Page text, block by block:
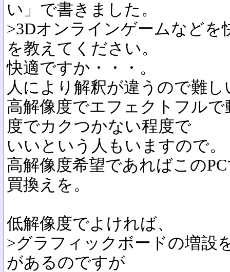
い」で書きました。
>3Dオンラインゲームなどを
を教えてください。
快適ですか・・・。
人により解釈が違うので難
高解像度でエフェクトフル
度でカクつかない程度で
いいという人もいますので。
高解像度希望であればこの
買換えを。
低解像度でよければ、
>グラフィックボードの増設
があるのですが